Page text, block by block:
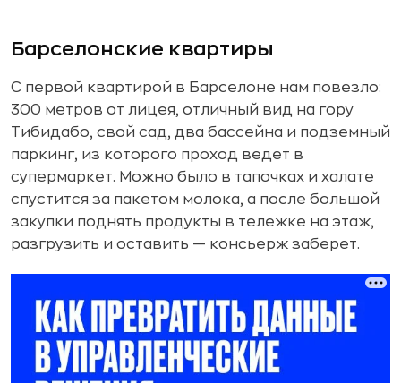
Барселонские квартиры
С первой квартирой в Барселоне нам повезло:
300 метров от лицея, отличный вид на гору
Тибидабо, свой сад, два бассейна и подземный
паркинг, из которого проход ведет в
супермаркет. Можно было в тапочках и халате
спустится за пакетом молока, а после большой
закупки поднять продукты в тележке на этаж,
разгрузить и оставить — консьерж заберет.